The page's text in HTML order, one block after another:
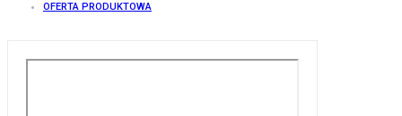
OFERTA PRODUKTOWA